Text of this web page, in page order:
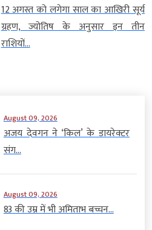
12 अगस्त को लगेगा साल का आखिरी सूर्य
ग्रहण, ज्योतिष के अनुसार इन तीन
राशियों...
August 09, 2026
अजय देवगन ने ‘किल’ के डायरेक्टर
संग...
August 09, 2026
83 की उम्र में भी अमिताभ बच्चन...